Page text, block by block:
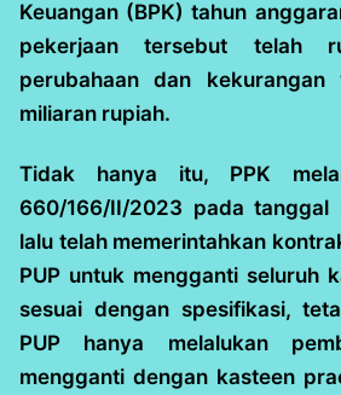
Keuangan (BPK) tahun
pekerjaan tersebut telah
perubahaan dan kekurangan
miliaran rupiah.
Tidak hanya itu, PPK
660/166/II/2023 pada tanggal
lalu telah memerintahkan
PUP untuk mengganti seluruh
sesuai dengan spesifikasi,
PUP hanya melalukan
mengganti dengan kasteen